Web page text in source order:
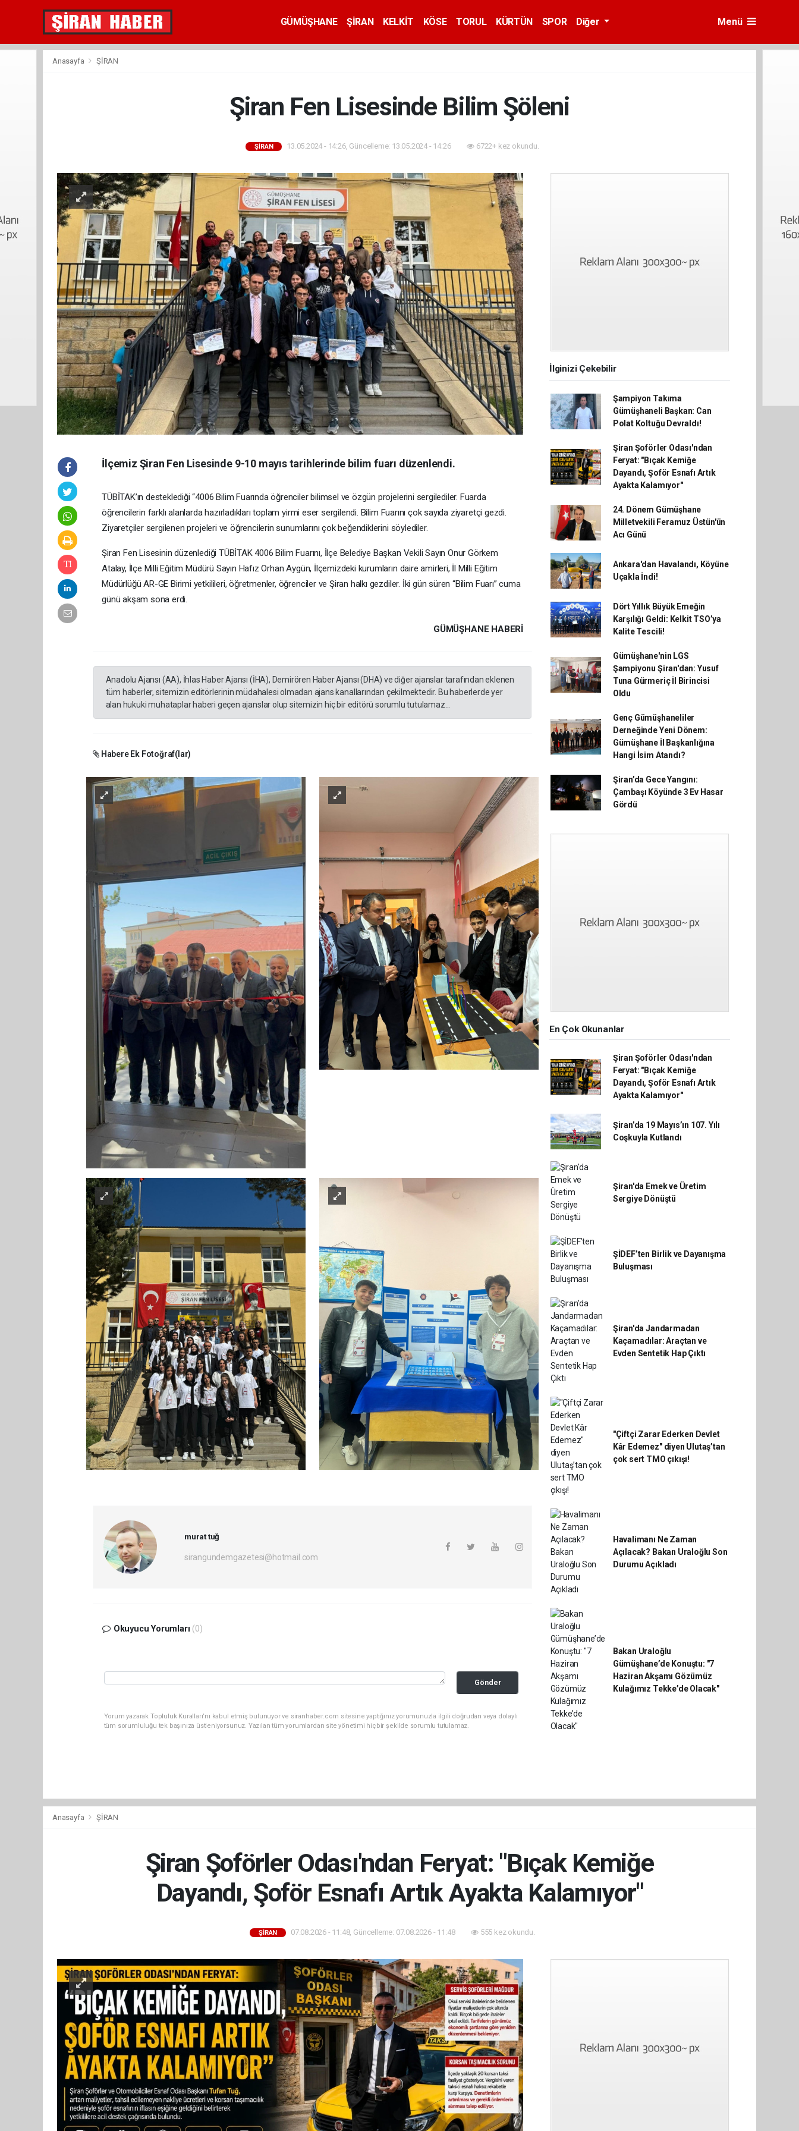
GÜMÜŞHANE ŞİRAN KELKİT KÖSE TORUL KÜRTÜN SPOR Diğer Menü
Anasayfa ŞİRAN
Şiran Fen Lisesinde Bilim Şöleni
ŞİRAN 13.05.2024 - 14:26, Güncelleme: 13.05.2024 - 14:26 6722+ kez okundu.
İlçemiz Şiran Fen Lisesinde 9-10 mayıs tarihlerinde bilim fuarı düzenlendi.
TÜBİTAK’ın desteklediği “4006 Bilim Fuarında öğrenciler bilimsel ve özgün projelerini sergilediler. Fuarda
öğrencilerin farklı alanlarda hazırladıkları toplam yirmi eser sergilendi. Bilim Fuarını çok sayıda ziyaretçi gezdi.
Ziyaretçiler sergilenen projeleri ve öğrencilerin sunumlarını çok beğendiklerini söylediler.
Şiran Fen Lisesinin düzenlediği TÜBİTAK 4006 Bilim Fuarını, İlçe Belediye Başkan Vekili Sayın Onur Görkem
Atalay, İlçe Milli Eğitim Müdürü Sayın Hafız Orhan Aygün, İlçemizdeki kurumların daire amirleri, İl Milli Eğitim
Müdürlüğü AR-GE Birimi yetkilileri, öğretmenler, öğrenciler ve Şiran halkı gezdiler. İki gün süren “Bilim Fuarı” cuma
günü akşam sona erdi.
GÜMÜŞHANE HABERİ
Anadolu Ajansı (AA), İhlas Haber Ajansı (İHA), Demirören Haber Ajansı (DHA) ve diğer ajanslar tarafından eklenen
tüm haberler, sitemizin editörlerinin müdahalesi olmadan ajans kanallarından çekilmektedir. Bu haberlerde yer
alan hukuki muhataplar haberi geçen ajanslar olup sitemizin hiç bir editörü sorumlu tutulamaz...
Habere Ek Fotoğraf(lar)
murat tuğ
sirangundemgazetesi@hotmail.com
Okuyucu Yorumları (0)
Gönder
Yorum yazarak Topluluk Kuralları’nı kabul etmiş bulunuyor ve siranhaber.com sitesine yaptığınız yorumunuzla ilgili doğrudan veya dolaylı
tüm sorumluluğu tek başınıza üstleniyorsunuz. Yazılan tüm yorumlardan site yönetimi hiçbir şekilde sorumlu tutulamaz.
İlginizi Çekebilir
Şampiyon Takıma
Gümüşhaneli Başkan: Can
Polat Koltuğu Devraldı!
Şiran Şoförler Odası'ndan
Feryat: "Bıçak Kemiğe
Dayandı, Şoför Esnafı Artık
Ayakta Kalamıyor"
24. Dönem Gümüşhane
Milletvekili Feramuz Üstün'ün
Acı Günü
Ankara'dan Havalandı, Köyüne
Uçakla İndi!
Dört Yıllık Büyük Emeğin
Karşılığı Geldi: Kelkit TSO’ya
Kalite Tescili!
Gümüşhane'nin LGS
Şampiyonu Şiran'dan: Yusuf
Tuna Gürmeriç İl Birincisi
Oldu
Genç Gümüşhaneliler
Derneğinde Yeni Dönem:
Gümüşhane İl Başkanlığına
Hangi İsim Atandı?
Şiran’da Gece Yangını:
Çambaşı Köyünde 3 Ev Hasar
Gördü
En Çok Okunanlar
Şiran Şoförler Odası'ndan
Feryat: "Bıçak Kemiğe
Dayandı, Şoför Esnafı Artık
Ayakta Kalamıyor"
Şiran’da 19 Mayıs’ın 107. Yılı
Coşkuyla Kutlandı
Şiran'da Emek ve Üretim
Sergiye Dönüştü
ŞİDEF’ten Birlik ve Dayanışma
Buluşması
Şiran'da Jandarmadan
Kaçamadılar: Araçtan ve
Evden Sentetik Hap Çıktı
"Çiftçi Zarar Ederken Devlet
Kâr Edemez" diyen Ulutaş’tan
çok sert TMO çıkışı!
Havalimanı Ne Zaman
Açılacak? Bakan Uraloğlu Son
Durumu Açıkladı
Bakan Uraloğlu
Gümüşhane’de Konuştu: "7
Haziran Akşamı Gözümüz
Kulağımız Tekke’de Olacak"
Anasayfa ŞİRAN
Şiran Şoförler Odası'ndan Feryat: "Bıçak Kemiğe
Dayandı, Şoför Esnafı Artık Ayakta Kalamıyor"
ŞİRAN 07.08.2026 - 11:48, Güncelleme: 07.08.2026 - 11:48 555 kez okundu.